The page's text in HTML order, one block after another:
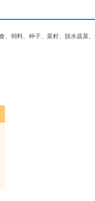
饲料、种子、菜籽、脱水蔬菜